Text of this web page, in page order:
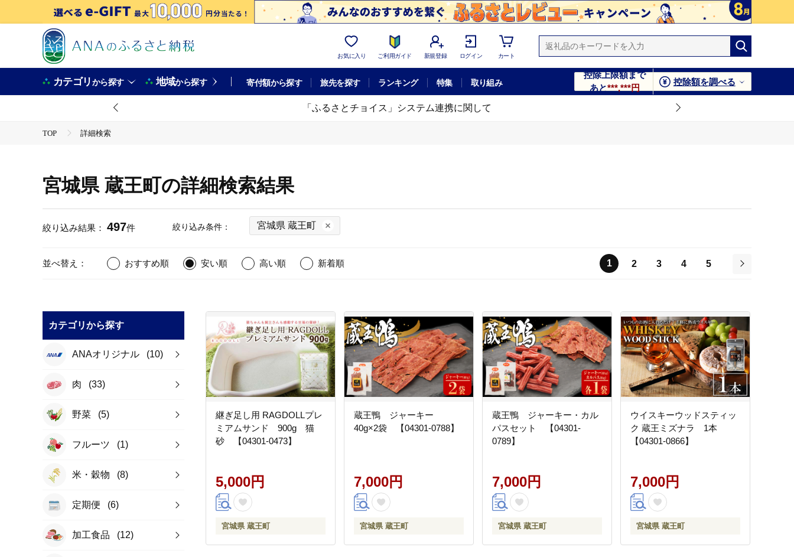
お気に入り ご利用ガイド 新規登録 ログイン カート
カテゴリから探す 地域から探す 寄付額から探す 旅先を探す ランキング 特集 取り組み
控除上限額まで
あと***,***円
控除額を調べる
「ふるさとチョイス」システム連携に関して
TOP 詳細検索
宮城県 蔵王町の詳細検索結果
絞り込み結果： 497件 絞り込み条件： 宮城県 蔵王町
並べ替え： おすすめ順 安い順 高い順 新着順 1 2 3 4
5
カテゴリから探す
ANAオリジナル (10)
肉 (33)
野菜 (5)
フルーツ (1)
米・穀物 (8)
定期便 (6)
加工食品 (12)
継ぎ足し用 RAGDOLLプレ
ミアムサンド 900g 猫
砂 【04301-0473】
5,000円
宮城県 蔵王町
蔵王鴨 ジャーキー
40g×2袋 【04301-0788】
7,000円
宮城県 蔵王町
蔵王鴨 ジャーキー・カル
パスセット 【04301-
0789】
7,000円
宮城県 蔵王町
ウイスキーウッドスティッ
ク 蔵王ミズナラ 1本
【04301-0866】
7,000円
宮城県 蔵王町